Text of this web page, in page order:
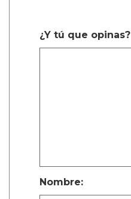
¿Y tú que opinas?
Nombre: